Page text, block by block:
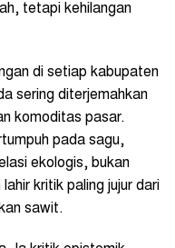
tetapi kehilangan
di setiap kabupaten
sering diterjemahkan
komoditas pasar.
pada sagu,
ekologis, bukan
kritik paling jujur dari
sawit.